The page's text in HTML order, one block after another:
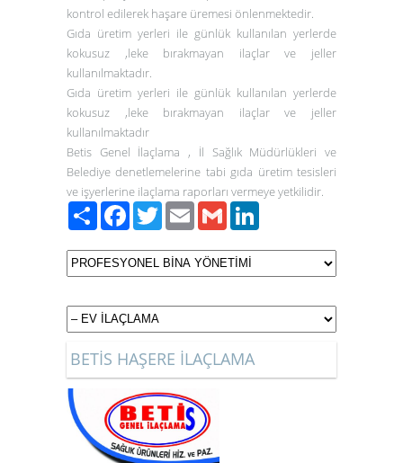
kontrol edilerek haşare üremesi önlenmektedir.
Gıda üretim yerleri ile günlük kullanılan yerlerde
kokusuz ,leke bırakmayan ilaçlar ve jeller
kullanılmaktadır.
Gıda üretim yerleri ile günlük kullanılan yerlerde
kokusuz ,leke bırakmayan ilaçlar ve jeller
kullanılmaktadır
Betis Genel İlaçlama ,
İl Sağlık Müdürlükleri ve
Belediye denetlemelerine tabi gıda üretim tesisleri
ve işyerlerine ilaçlama raporları vermeye yetkilidir.
PaylaşFacebook
TwitterEmailGmail
BETİS HAŞERE İLAÇLAMA